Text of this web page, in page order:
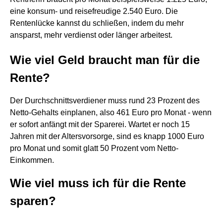
eine konsum- und reisefreudige 2.540 Euro. Die
Rentenlücke kannst du schließen, indem du mehr
ansparst, mehr verdienst oder länger arbeitest.
Wie viel Geld braucht man für die
Rente?
Der Durchschnittsverdiener muss rund 23 Prozent des
Netto-Gehalts einplanen, also 461 Euro pro Monat - wenn
er sofort anfängt mit der Sparerei. Wartet er noch 15
Jahren mit der Altersvorsorge, sind es knapp 1000 Euro
pro Monat und somit glatt 50 Prozent vom Netto-
Einkommen.
Wie viel muss ich für die Rente
sparen?